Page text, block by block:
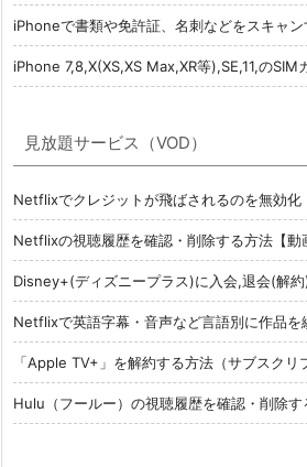
iPhoneで書類や免許証、名刺などをスキャ
iPhone 7,8,X(XS,XS Max,XR等),SE,11,のSIM
見放題サービス（VOD）
Netflixでクレジットが飛ばされるのを無効化
Netflixの視聴履歴を確認・削除する方法【動
Disney+(ディズニープラス)に入会,退会(解約
Netflixで英語字幕・音声など言語別に作品を
「Apple TV+」を解約する方法（サブスクリ
Hulu（フールー）の視聴履歴を確認・削除す